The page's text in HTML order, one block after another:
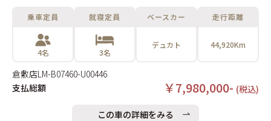
乗車定員
4名
就寝定員
3名
ベースカー
デュカト
走行距離
44,920Km
倉敷店LM-B07460-U00446
支払総額
￥7,980,000- (税込)
この車の詳細をみる